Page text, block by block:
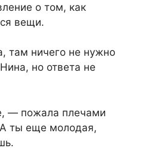
о том, как
вещи.
там ничего не нужно
но ответа не
— пожала плечами
ты еще молодая,